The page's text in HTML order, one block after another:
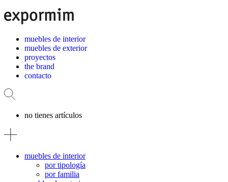
muebles de interior
muebles de exterior
proyectos
the brand
contacto
no tienes artículos
muebles de interior
por tipología
por familia